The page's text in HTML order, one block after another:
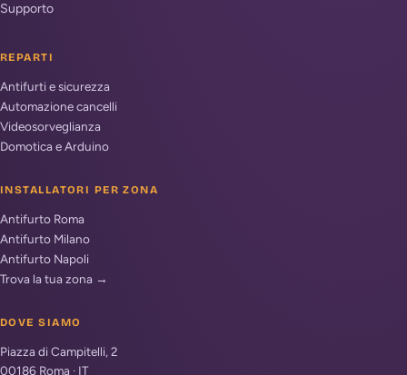
Supporto
REPARTI
Antifurti e sicurezza
Automazione cancelli
Videosorveglianza
Domotica e Arduino
INSTALLATORI PER ZONA
Antifurto Roma
Antifurto Milano
Antifurto Napoli
Trova la tua zona →
DOVE SIAMO
Piazza di Campitelli, 2
00186 Roma · IT